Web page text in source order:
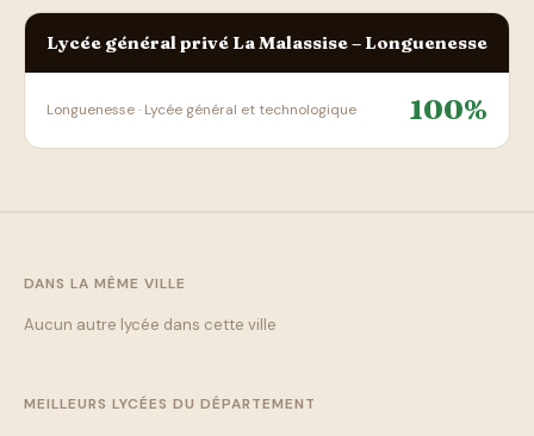
Lycée général privé La Malassise – Longuenesse
Longuenesse · Lycée général et technologique 100%
DANS LA MÊME VILLE
Aucun autre lycée dans cette ville
MEILLEURS LYCÉES DU DÉPARTEMENT